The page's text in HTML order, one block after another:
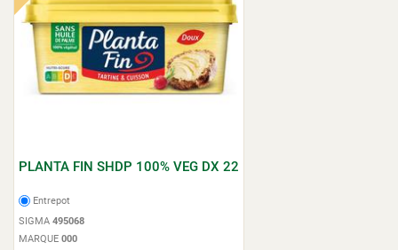
PLANTA FIN SHDP 100% VEG DX 22
Entrepot
SIGMA 495068
MARQUE 000